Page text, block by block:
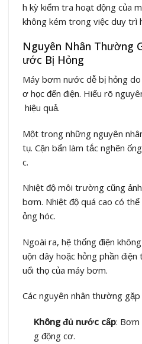
h kỳ kiểm tra hoạt động của
không kém trong việc duy trì
Nguyên Nhân Thường
ước Bị Hỏng
Máy bơm nước dễ bị hỏng
ơ học đến điện. Hiểu rõ
hiệu quả.
Một trong những nguyên
tụ. Cặn bẩn làm tắc nghẽn
c.
Nhiệt độ môi trường cũng
bơm. Nhiệt độ quá cao có
ỏng hóc.
Ngoài ra, hệ thống điện
uộn dây hoặc hỏng phần
uổi thọ của máy bơm.
Các nguyên nhân thường
Không đủ nước cấp: Bơm
g động cơ.